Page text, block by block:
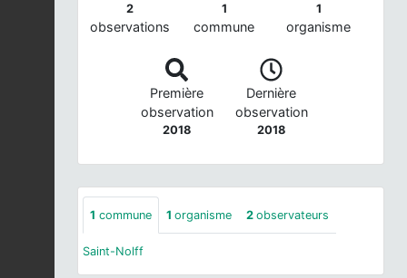
2
observations
1
commune
1
organisme
Première
observation
2018
Dernière
observation
2018
1 commune 1 organisme 2 observateurs
Saint-Nolff